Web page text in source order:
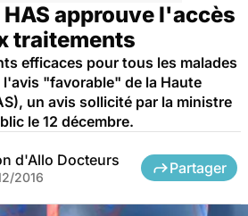
HAS approuve l'accès
traitements
efficaces pour tous les malades
"favorable" de la Haute
un avis sollicité par la ministre
le 12 décembre.
d'Allo Docteurs
2016
Partager